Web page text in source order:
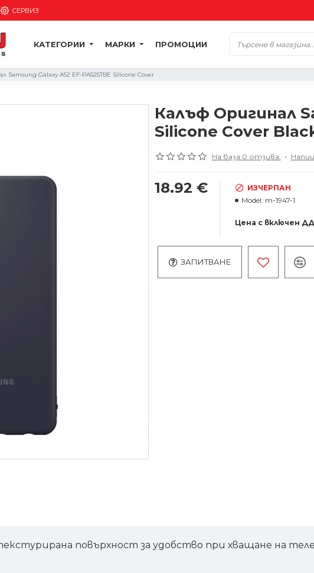
СЕРВИЗ
КАТЕГОРИИ МАРКИ ПРОМОЦИИ
Samsung Galaxy A52 EF-PA525TBE Silicone Cover
Калъф Оригинал
Silicone Cover
На база 0 отзива. -
18.92 €
ИЗЧЕРПАН
Model: m-1947-1
Цена с включен
ЗАПИТВАНЕ
повърхност за удобство при хващане на